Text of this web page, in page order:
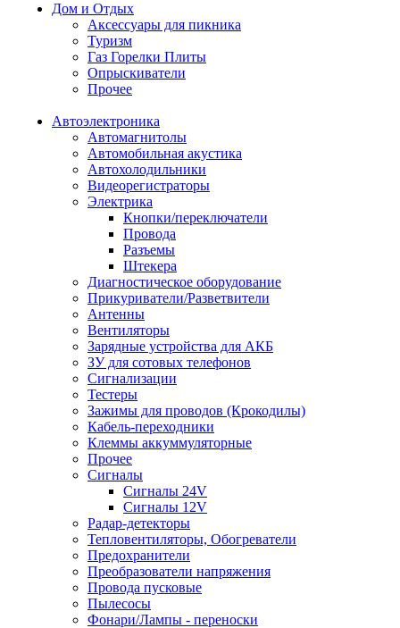
Дом и Отдых
Аксессуары для пикника
Туризм
Газ Горелки Плиты
Опрыскиватели
Прочее
Автоэлектроника
Автомагнитолы
Автомобильная акустика
Автохолодильники
Видеорегистраторы
Электрика
Кнопки/переключатели
Провода
Разъемы
Штекера
Диагностическое оборудование
Прикуриватели/Разветвители
Антенны
Вентиляторы
Зарядные устройства для АКБ
ЗУ для сотовых телефонов
Сигнализации
Тестеры
Зажимы для проводов (Крокодилы)
Кабель-переходники
Клеммы аккуммуляторные
Прочее
Сигналы
Сигналы 24V
Сигналы 12V
Радар-детекторы
Тепловентиляторы, Обогреватели
Предохранители
Преобразователи напряжения
Провода пусковые
Пылесосы
Фонари/Лампы - переноски